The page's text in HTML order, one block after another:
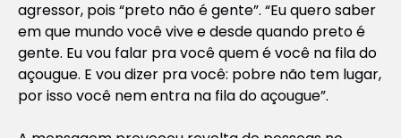
agressor, pois “preto não é gente”. “Eu quero saber
em que mundo você vive e desde quando preto é
gente. Eu vou falar pra você quem é você na fila do
açougue. E vou dizer pra você: pobre não tem lugar,
por isso você nem entra na fila do açougue”.